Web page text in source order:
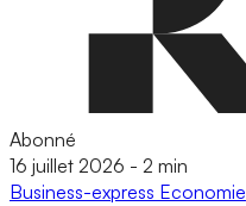
Abonné
16 juillet 2026 - 2 min
Business-express Economie